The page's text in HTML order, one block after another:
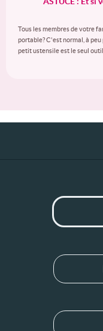
Tous les membres de votre
portable? C'est normal, à
petit ustensile est le seul